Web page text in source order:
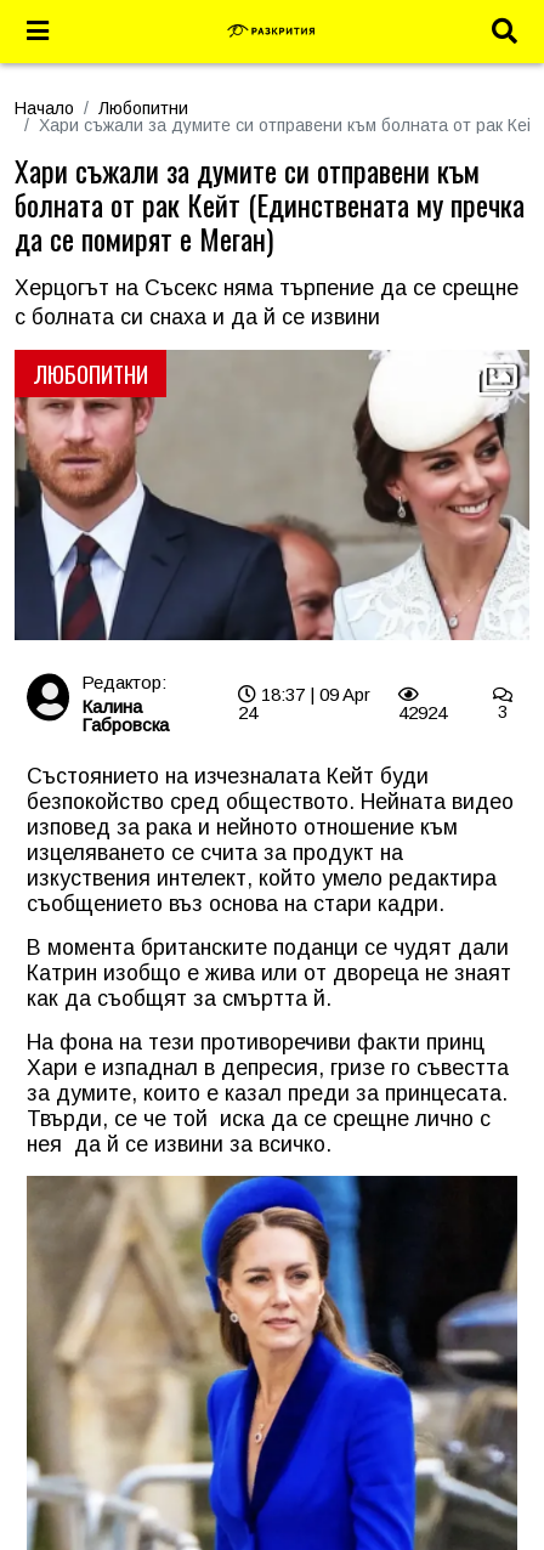
Начало
Любопитни
Хари съжали за думите си отправени към болната от рак
ЛЮБОПИТНИ
Хари съжали за думите си отправени към
болната от рак Кейт (Единствената му пречка
да се помирят е Меган)
Херцогът на Съсекс няма търпение да се срещне
с болната си снаха и да й се извини
Редактор:
Калина
Габровска
18:37 | 09 Apr
24
42924 3
Състоянието на изчезналата Кейт буди
безпокойство сред обществото. Нейната видео
изповед за рака и нейното отношение към
изцеляването се счита за продукт на
изкуствения интелект, който умело редактира
съобщението въз основа на стари кадри.
В момента британските поданци се чудят дали
Катрин изобщо е жива или от двореца не знаят
как да съобщят за смъртта й.
На фона на тези противоречиви факти принц
Хари е изпаднал в депресия, гризе го съвестта
за думите, които е казал преди за принцесата.
Твърди, се че той иска да се срещне лично с
нея да й се извини за всичко.